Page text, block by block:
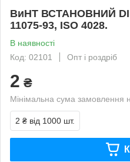
ВиНТ ВСТАНОВНИЙ
11075-93, ISO 4028.
В наявності
Код: 02101
Опт і роздріб
2 ₴
Мінімальна сума замовлення
2 ₴ від 1000 шт.